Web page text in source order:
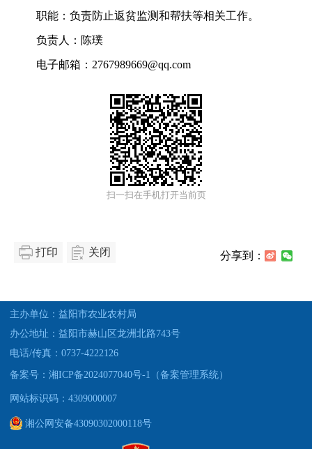
职能：负责防止返贫监测和帮扶等相关工作。
负责人：陈璞
电子邮箱：2767989669@qq.com
扫一扫在手机打开当前页
打印 关闭 分享到：
主办单位：益阳市农业农村局
办公地址：益阳市赫山区龙洲北路743号
电话/传真：0737-4222126
备案号：湘ICP备2024077040号-1（备案管理系统）
网站标识码：4309000007
湘公网安备43090302000118号